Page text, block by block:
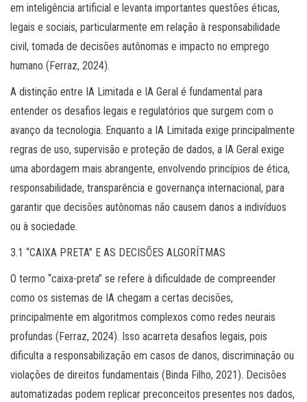
em inteligência artificial e levanta importantes questões éticas,
legais e sociais, particularmente em relação à responsabilidade
civil, tomada de decisões autônomas e impacto no emprego
humano (Ferraz, 2024).
A distinção entre IA Limitada e IA Geral é fundamental para
entender os desafios legais e regulatórios que surgem com o
avanço da tecnologia. Enquanto a IA Limitada exige principalmente
regras de uso, supervisão e proteção de dados, a IA Geral exige
uma abordagem mais abrangente, envolvendo princípios de ética,
responsabilidade, transparência e governança internacional, para
garantir que decisões autônomas não causem danos a indivíduos
ou à sociedade.
3.1 “CAIXA PRETA” E AS DECISÕES ALGORÍTMAS
O termo “caixa-preta” se refere à dificuldade de compreender
como os sistemas de IA chegam a certas decisões,
principalmente em algoritmos complexos como redes neurais
profundas (Ferraz, 2024). Isso acarreta desafios legais, pois
dificulta a responsabilização em casos de danos, discriminação ou
violações de direitos fundamentais (Binda Filho, 2021). Decisões
automatizadas podem replicar preconceitos presentes nos dados,